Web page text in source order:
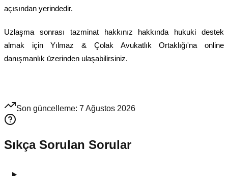
açısından yerindedir.
Uzlaşma sonrası tazminat hakkınız hakkında hukuki destek
almak içinYılmaz & Çolak Avukatlık Ortaklığı'na online
danışmanlık üzerinden ulaşabilirsiniz.
Son güncelleme: 7 Ağustos 2026
Sıkça Sorulan Sorular